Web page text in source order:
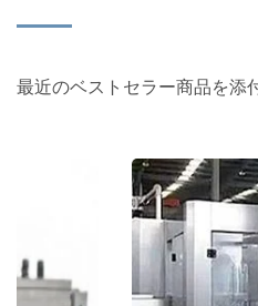
最近のベストセラー商品を添